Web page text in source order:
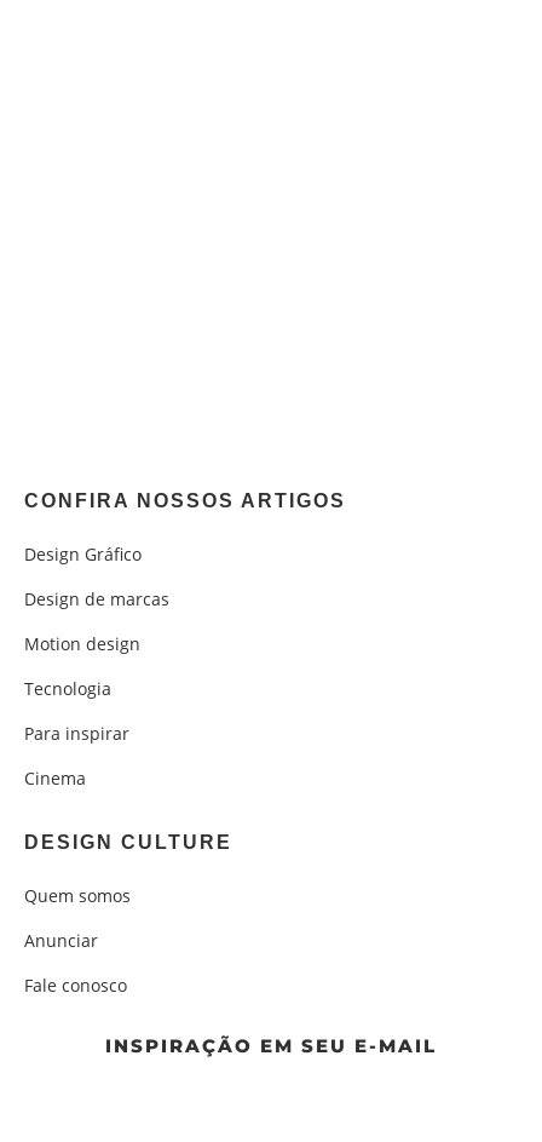
CONFIRA NOSSOS ARTIGOS
Design Gráfico
Design de marcas
Motion design
Tecnologia
Para inspirar
Cinema
DESIGN CULTURE
Quem somos
Anunciar
Fale conosco
INSPIRAÇÃO EM SEU E-MAIL